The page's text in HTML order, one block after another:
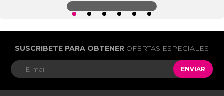
SUSCRIBETE PARA OBTENER OFERTAS ESPECIALES
ENVIAR